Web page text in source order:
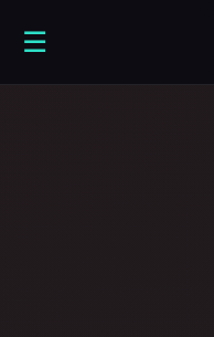
☰